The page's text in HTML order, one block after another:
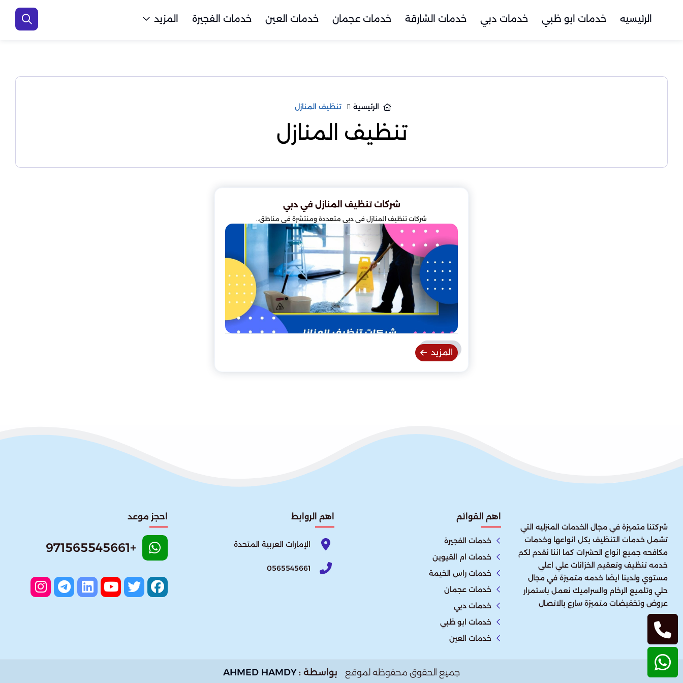
الرئيسيه خدمات ابو ظبي خدمات دبي خدمات الشارقة خدمات عجمان خدمات العين خدمات الفجيرة المزيد
الرئيسية تنظيف المنازل
تنظيف المنازل
شركات تنظيف المنازل في دبي
شركات تنظيف المنازل في دبي متعددة ومنتشرة في مناطق..
المزيد
شركتنا متميزة في مجال الخدمات المنزليه التي
تشمل خدمات التنظيف بكل انواعها وخدمات
مكافحه جميع انواع الحشرات كما اننا نقدم لكم
خدمه تنظيف وتعقيم الخزانات علي اعلي
مستوي ولدينا ايضا خدمه متميزة في مجال
حلي وتلميع الرخام والسراميك نعمل باستمرار
عروض وتخفيضات متميزة سارع بالاتصال
اهم القوائم
خدمات الفجيرة
خدمات ام القيوين
خدمات راس الخيمة
خدمات عجمان
خدمات دبي
خدمات ابو ظبي
خدمات العين
اهم الروابط
الإمارات العربية المتحدة​
0565545661
احجز موعد
+971565545661
جميع الحقوق محفوظه لموقع بواسطة :AHMED HAMDY